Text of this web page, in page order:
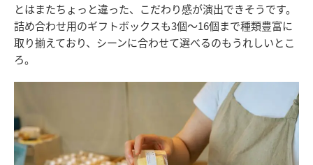
とはまたちょっと違った、こだわり感が演出できそうです。
詰め合わせ用のギフトボックスも3個〜16個まで種類豊富に
取り揃えており、シーンに合わせて選べるのもうれしいとこ
ろ。